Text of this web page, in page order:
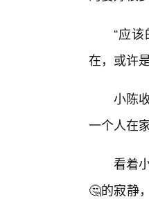
“应
在，或许
小陈
一个人在
看着
🤔的寂静